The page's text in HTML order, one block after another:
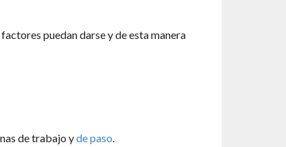
puedan darse y de esta manera
de trabajo yde paso